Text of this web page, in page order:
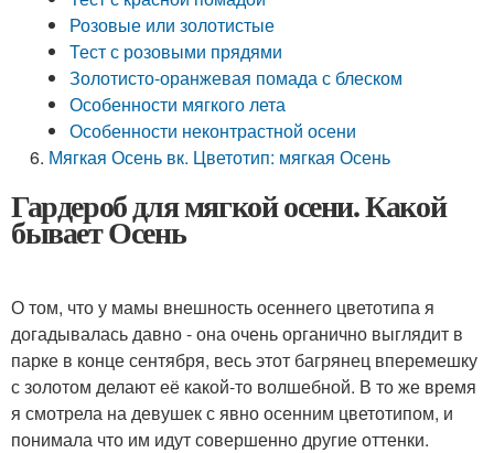
Розовые или золотистые
Тест с розовыми прядями
Золотисто-оранжевая помада с блеском
Особенности мягкого лета
Особенности неконтрастной осени
Мягкая Осень вк. Цветотип: мягкая Осень
Гардероб для мягкой осени. Какой
бывает Осень
О том, что у мамы внешность осеннего цветотипа я
догадывалась давно - она очень органично выглядит в
парке в конце сентября, весь этот багрянец вперемешку
с золотом делают её какой-то волшебной. В то же время
я смотрела на девушек с явно осенним цветотипом, и
понимала что им идут совершенно другие оттенки.